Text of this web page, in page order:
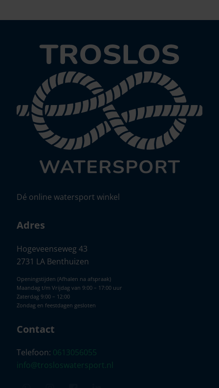
Dé online watersport winkel
Adres
Hogeveenseweg 43
2731 LA Benthuizen
Openingstijden (Afhalen na afspraak)
Maandag t/m Vrijdag van 9:00 – 17:00 uur
Zaterdag 9:00 – 12:00
Zondag en feestdagen gesloten
Contact
Telefoon: 0613056055
info@trosloswatersport.nl